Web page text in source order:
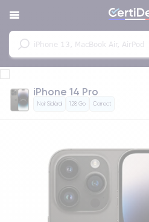
iPhone 14 Pro
Noir Sidéral 128 Go Correct